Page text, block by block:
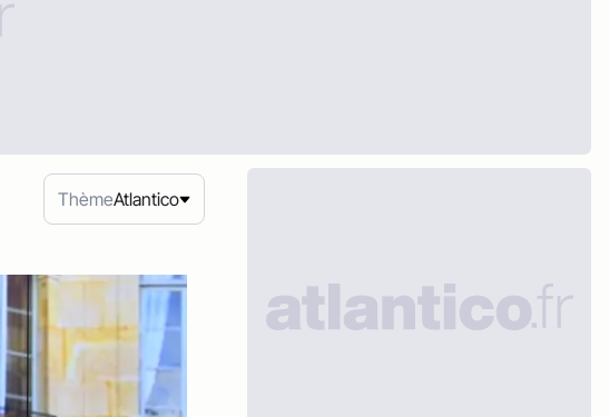
ThèmeAtlantico